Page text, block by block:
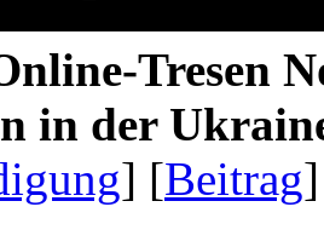
Tresen
in der
] [Beitrag